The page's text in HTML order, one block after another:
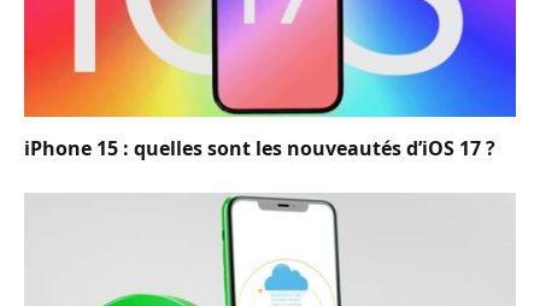
iPhone 15 : quelles sont les nouveautés d’iOS 17 ?